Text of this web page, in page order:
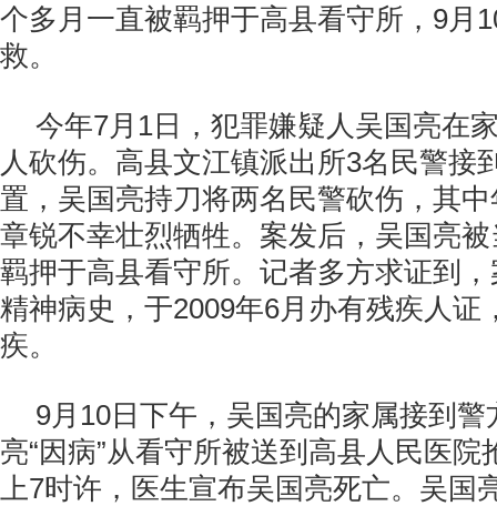
个多月一直被羁押于高县看守所，9月
救。
今年7月1日，犯罪嫌疑人吴国亮在
人砍伤。高县文江镇派出所3名民警接
置，吴国亮持刀将两名民警砍伤，其
章锐不幸壮烈牺牲。案发后，吴国亮
羁押于高县看守所。记者多方求证到
精神病史，于2009年6月办有残疾人证
疾。
9月10日下午，吴国亮的家属接到警
亮“因病”从看守所被送到高县人民医院
上7时许，医生宣布吴国亮死亡。吴国